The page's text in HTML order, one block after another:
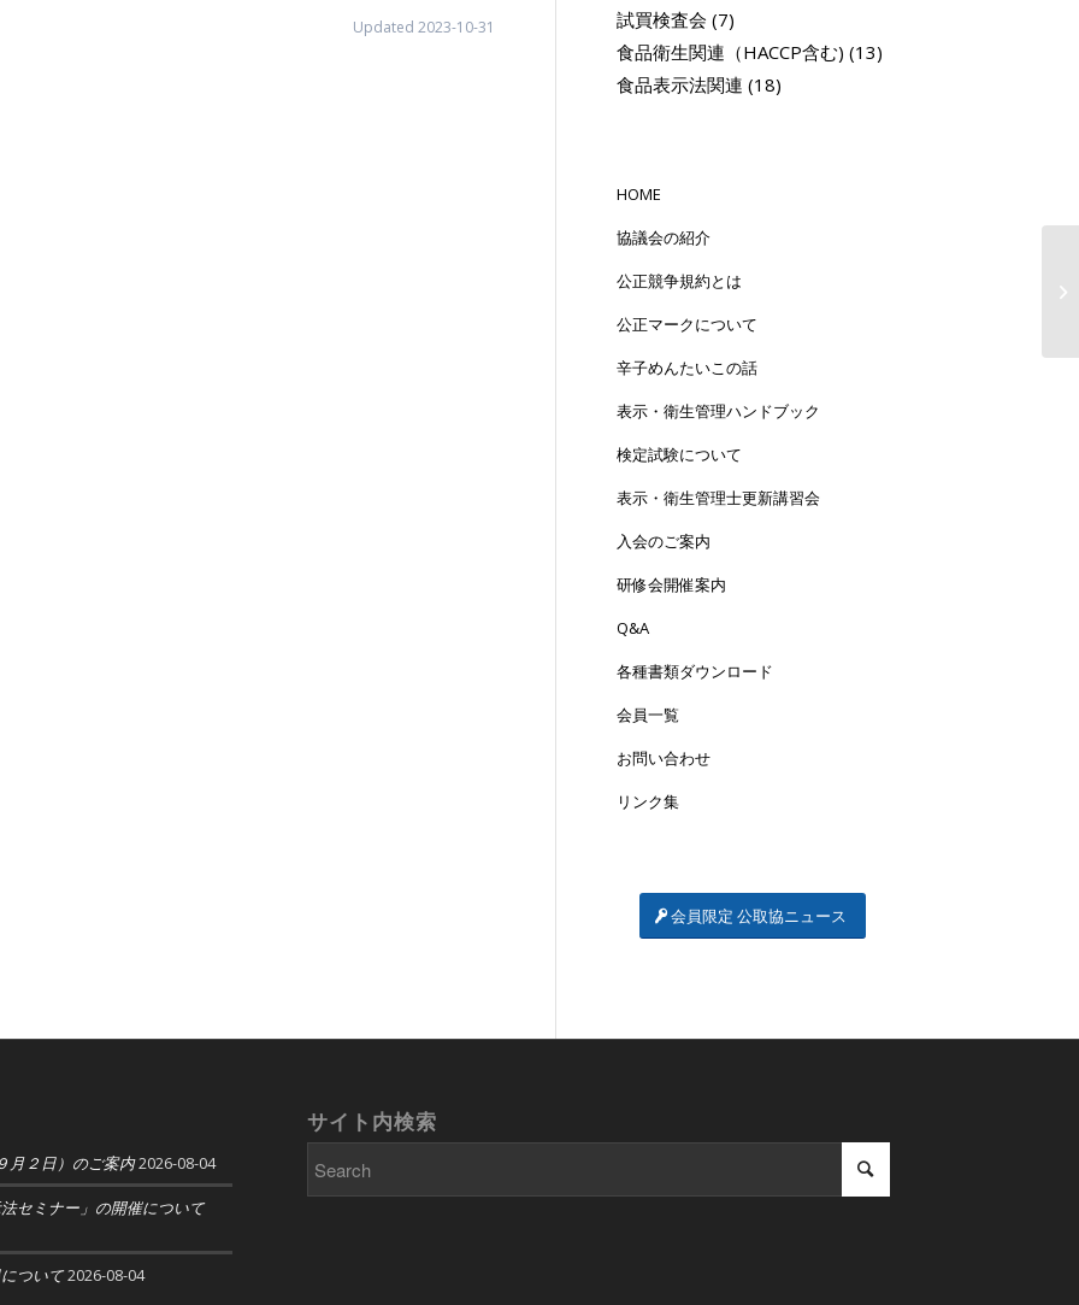
Updated 2023-10-31
試買検査会 (7)
食品衛生関連（HACCP含む) (13)
食品表示法関連 (18)
HOME
協議会の紹介
公正競争規約とは
公正マークについて
辛子めんたいこの話
表示・衛生管理ハンドブック
検定試験について
表示・衛生管理士更新講習会
入会のご案内
研修会開催案内
Q&A
各種書類ダウンロード
会員一覧
お問い合わせ
リンク集
会員限定 公取協ニュース
月２日）のご案内2026-08-04
セミナー」の開催について
ついて2026-08-04
サイト内検索